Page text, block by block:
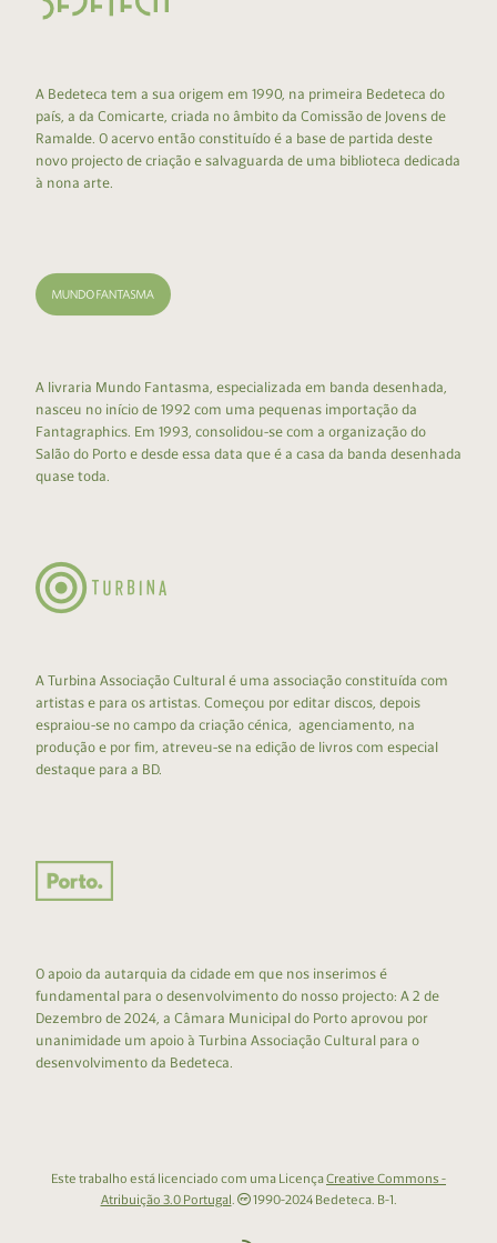
A Bedeteca tem a sua origem em 1990, na primeira Bedeteca do
país, a da Comicarte, criada no âmbito da Comissão de Jovens de
Ramalde. O acervo então constituído é a base de partida deste
novo projecto de criação e salvaguarda de uma biblioteca dedicada
à nona arte.
A livraria Mundo Fantasma, especializada em banda desenhada,
nasceu no início de 1992 com uma pequenas importação da
Fantagraphics. Em 1993, consolidou-se com a organização do
Salão do Porto e desde essa data que é a casa da banda desenhada
quase toda.
A Turbina Associação Cultural é uma associação constituída com
artistas e para os artistas. Começou por editar discos, depois
espraiou-se no campo da criação cénica, agenciamento, na
produção e por fim, atreveu-se na edição de livros com especial
destaque para a BD.
O apoio da autarquia da cidade em que nos inserimos é
fundamental para o desenvolvimento do nosso projecto: A 2 de
Dezembro de 2024, a Câmara Municipal do Porto aprovou por
unanimidade um apoio à Turbina Associação Cultural para o
desenvolvimento da Bedeteca.
Este trabalho está licenciado com uma LicençaCreative Commons -
Atribuição 3.0 Portugal. 1990-2024 Bedeteca. B-1.